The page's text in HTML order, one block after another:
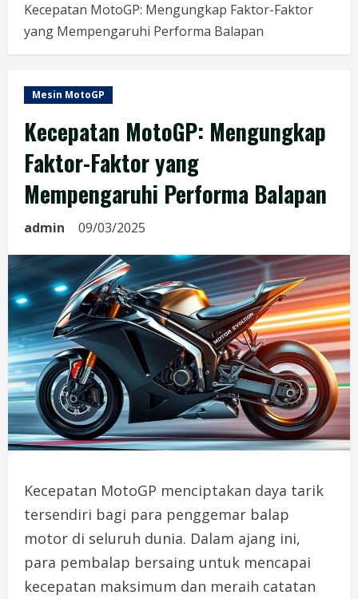
Kecepatan MotoGP: Mengungkap Faktor-Faktor
yang Mempengaruhi Performa Balapan
Mesin MotoGP
Kecepatan MotoGP: Mengungkap
Faktor-Faktor yang
Mempengaruhi Performa Balapan
admin 09/03/2025
Kecepatan MotoGP menciptakan daya tarik
tersendiri bagi para penggemar balap
motor di seluruh dunia. Dalam ajang ini,
para pembalap bersaing untuk mencapai
kecepatan maksimum dan meraih catatan